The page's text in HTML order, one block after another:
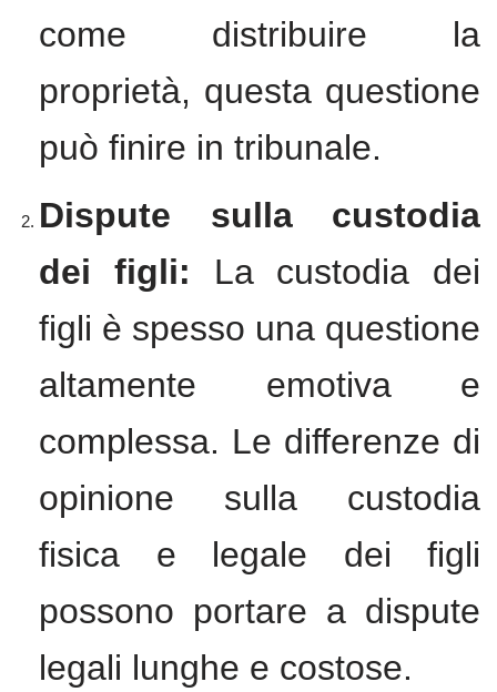
come distribuire la
proprietà, questa questione
può finire in tribunale.
Dispute sulla custodia
dei figli: La custodia dei
figli è spesso una questione
altamente emotiva e
complessa. Le differenze di
opinione sulla custodia
fisica e legale dei figli
possono portare a dispute
legali lunghe e costose.